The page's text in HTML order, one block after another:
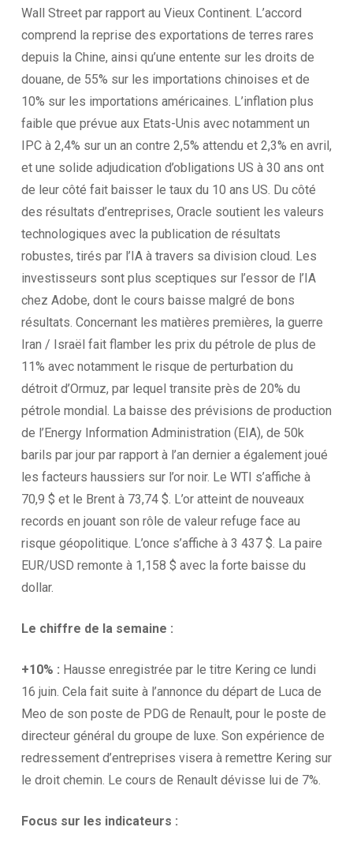
Wall Street par rapport au Vieux Continent. L’accord
comprend la reprise des exportations de terres rares
depuis la Chine, ainsi qu’une entente sur les droits de
douane, de 55% sur les importations chinoises et de
10% sur les importations américaines. L’inflation plus
faible que prévue aux Etats-Unis avec notamment un
IPC à 2,4% sur un an contre 2,5% attendu et 2,3% en avril,
et une solide adjudication d’obligations US à 30 ans ont
de leur côté fait baisser le taux du 10 ans US. Du côté
des résultats d’entreprises, Oracle soutient les valeurs
technologiques avec la publication de résultats
robustes, tirés par l’IA à travers sa division cloud. Les
investisseurs sont plus sceptiques sur l’essor de l’IA
chez Adobe, dont le cours baisse malgré de bons
résultats. Concernant les matières premières, la guerre
Iran / Israël fait flamber les prix du pétrole de plus de
11% avec notamment le risque de perturbation du
détroit d’Ormuz, par lequel transite près de 20% du
pétrole mondial. La baisse des prévisions de production
de l’Energy Information Administration (EIA), de 50k
barils par jour par rapport à l’an dernier a également joué
les facteurs haussiers sur l’or noir. Le WTI s’affiche à
70,9 $ et le Brent à 73,74 $. L’or atteint de nouveaux
records en jouant son rôle de valeur refuge face au
risque géopolitique. L’once s’affiche à 3 437 $. La paire
EUR/USD remonte à 1,158 $ avec la forte baisse du
dollar.
Le chiffre de la semaine :
+10% : Hausse enregistrée par le titre Kering ce lundi
16 juin. Cela fait suite à l’annonce du départ de Luca de
Meo de son poste de PDG de Renault, pour le poste de
directeur général du groupe de luxe. Son expérience de
redressement d’entreprises visera à remettre Kering sur
le droit chemin. Le cours de Renault dévisse lui de 7%.
Focus sur les indicateurs :